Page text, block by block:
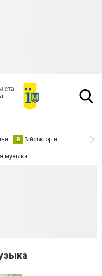
В Військторги
музыка